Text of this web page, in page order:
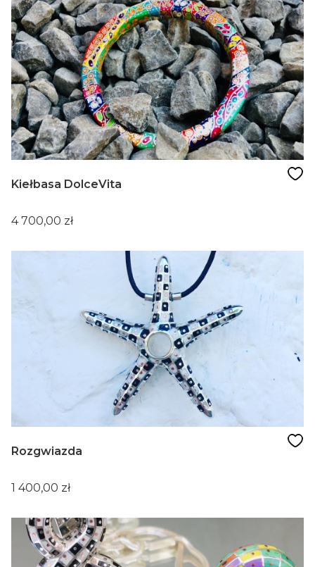
Kiełbasa DolceVita
Cena
4 700,00 zł
Rozgwiazda
Cena
1 400,00 zł